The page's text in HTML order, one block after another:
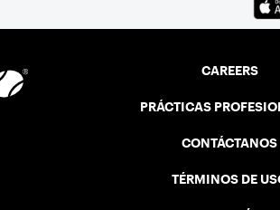
CAREERS
PRÁCTICAS
CONTÁCTANOS
TÉRMINOS DE